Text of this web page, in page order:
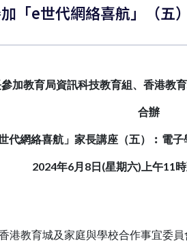
「e世代網絡喜航」（五
加教育局資訊科技教育組、香港教
合辦
代網絡喜航」家長講座（五）︰電
2024年6月 8日(星期六) 上午11
教育城及家庭與學校合作事宜委員